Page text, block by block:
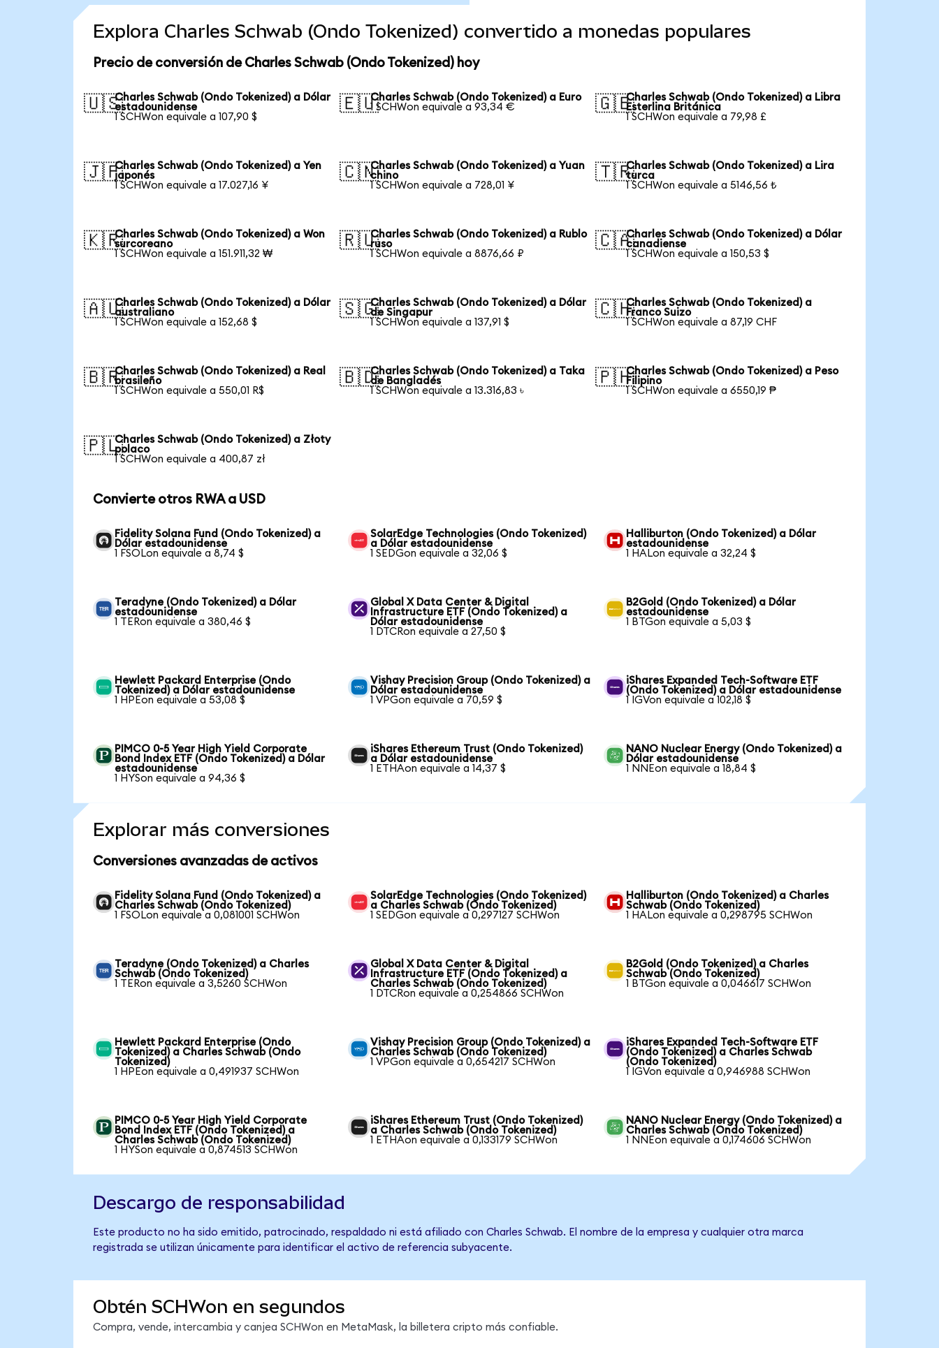
Explora Charles Schwab (Ondo Tokenized) convertido a monedas populares
Precio de conversión de Charles Schwab (Ondo Tokenized) hoy
🇺🇸Charles Schwab (Ondo Tokenized) a Dólar
estadounidense
1 SCHWon equivale a 107,90 $
🇪🇺Charles Schwab (Ondo Tokenized) a Euro
1 SCHWon equivale a 93,34 €
🇬🇧Charles Schwab (Ondo Tokenized) a Libra
Esterlina Británica
1 SCHWon equivale a 79,98 £
🇯🇵Charles Schwab (Ondo Tokenized) a Yen
japonés
1 SCHWon equivale a 17.027,16 ¥
🇨🇳Charles Schwab (Ondo Tokenized) a Yuan
chino
1 SCHWon equivale a 728,01 ¥
🇹🇷Charles Schwab (Ondo Tokenized) a Lira
turca
1 SCHWon equivale a 5146,56 ₺
🇰🇷Charles Schwab (Ondo Tokenized) a Won
surcoreano
1 SCHWon equivale a 151.911,32 ₩
🇷🇺Charles Schwab (Ondo Tokenized) a Rublo
ruso
1 SCHWon equivale a 8876,66 ₽
🇨🇦Charles Schwab (Ondo Tokenized) a Dólar
canadiense
1 SCHWon equivale a 150,53 $
🇦🇺Charles Schwab (Ondo Tokenized) a Dólar
australiano
1 SCHWon equivale a 152,68 $
🇸🇬Charles Schwab (Ondo Tokenized) a Dólar
de Singapur
1 SCHWon equivale a 137,91 $
🇨🇭Charles Schwab (Ondo Tokenized) a
Franco Suizo
1 SCHWon equivale a 87,19 CHF
🇧🇷Charles Schwab (Ondo Tokenized) a Real
brasileño
1 SCHWon equivale a 550,01 R$
🇧🇩Charles Schwab (Ondo Tokenized) a Taka
de Bangladés
1 SCHWon equivale a 13.316,83 ৳
🇵🇭Charles Schwab (Ondo Tokenized) a Peso
Filipino
1 SCHWon equivale a 6550,19 ₱
🇵🇱Charles Schwab (Ondo Tokenized) a Złoty
polaco
1 SCHWon equivale a 400,87 zł
Convierte otros RWA a USD
Fidelity Solana Fund (Ondo Tokenized) a
Dólar estadounidense
1 FSOLon equivale a 8,74 $
SolarEdge Technologies (Ondo Tokenized)
a Dólar estadounidense
1 SEDGon equivale a 32,06 $
Halliburton (Ondo Tokenized) a Dólar
estadounidense
1 HALon equivale a 32,24 $
Teradyne (Ondo Tokenized) a Dólar
estadounidense
1 TERon equivale a 380,46 $
Global X Data Center & Digital
Infrastructure ETF (Ondo Tokenized) a
Dólar estadounidense
1 DTCRon equivale a 27,50 $
B2Gold (Ondo Tokenized) a Dólar
estadounidense
1 BTGon equivale a 5,03 $
Hewlett Packard Enterprise (Ondo
Tokenized) a Dólar estadounidense
1 HPEon equivale a 53,08 $
Vishay Precision Group (Ondo Tokenized) a
Dólar estadounidense
1 VPGon equivale a 70,59 $
iShares Expanded Tech-Software ETF
(Ondo Tokenized) a Dólar estadounidense
1 IGVon equivale a 102,18 $
PIMCO 0-5 Year High Yield Corporate
Bond Index ETF (Ondo Tokenized) a Dólar
estadounidense
1 HYSon equivale a 94,36 $
iShares Ethereum Trust (Ondo Tokenized)
a Dólar estadounidense
1 ETHAon equivale a 14,37 $
NANO Nuclear Energy (Ondo Tokenized) a
Dólar estadounidense
1 NNEon equivale a 18,84 $
Explorar más conversiones
Conversiones avanzadas de activos
Fidelity Solana Fund (Ondo Tokenized) a
Charles Schwab (Ondo Tokenized)
1 FSOLon equivale a 0,081001 SCHWon
SolarEdge Technologies (Ondo Tokenized)
a Charles Schwab (Ondo Tokenized)
1 SEDGon equivale a 0,297127 SCHWon
Halliburton (Ondo Tokenized) a Charles
Schwab (Ondo Tokenized)
1 HALon equivale a 0,298795 SCHWon
Teradyne (Ondo Tokenized) a Charles
Schwab (Ondo Tokenized)
1 TERon equivale a 3,5260 SCHWon
Global X Data Center & Digital
Infrastructure ETF (Ondo Tokenized) a
Charles Schwab (Ondo Tokenized)
1 DTCRon equivale a 0,254866 SCHWon
B2Gold (Ondo Tokenized) a Charles
Schwab (Ondo Tokenized)
1 BTGon equivale a 0,046617 SCHWon
Hewlett Packard Enterprise (Ondo
Tokenized) a Charles Schwab (Ondo
Tokenized)
1 HPEon equivale a 0,491937 SCHWon
Vishay Precision Group (Ondo Tokenized) a
Charles Schwab (Ondo Tokenized)
1 VPGon equivale a 0,654217 SCHWon
iShares Expanded Tech-Software ETF
(Ondo Tokenized) a Charles Schwab
(Ondo Tokenized)
1 IGVon equivale a 0,946988 SCHWon
PIMCO 0-5 Year High Yield Corporate
Bond Index ETF (Ondo Tokenized) a
Charles Schwab (Ondo Tokenized)
1 HYSon equivale a 0,874513 SCHWon
iShares Ethereum Trust (Ondo Tokenized)
a Charles Schwab (Ondo Tokenized)
1 ETHAon equivale a 0,133179 SCHWon
NANO Nuclear Energy (Ondo Tokenized) a
Charles Schwab (Ondo Tokenized)
1 NNEon equivale a 0,174606 SCHWon
Descargo de responsabilidad
Este producto no ha sido emitido, patrocinado, respaldado ni está afiliado con Charles Schwab. El nombre de la empresa y cualquier otra marca
registrada se utilizan únicamente para identificar el activo de referencia subyacente.
Obtén SCHWon en segundos
Compra, vende, intercambia y canjea SCHWon en MetaMask, la billetera cripto más confiable.